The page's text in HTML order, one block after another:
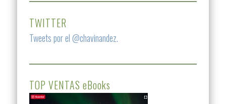
TWITTER
Tweets por el @chavinandez.
TOP VENTAS eBooks